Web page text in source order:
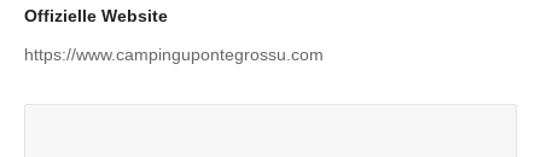
Offizielle Website
https://www.campingupontegrossu.com